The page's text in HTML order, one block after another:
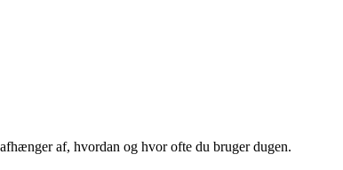
af, hvordan og hvor ofte du bruger dugen.